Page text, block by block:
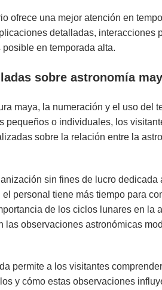
ofrece una mejor atención en
detalladas, interacciones
en temporada alta.
sobre astronomía
maya, la numeración y el uso del
pequeños o individuales, los
sobre la relación entre la
sin fines de lucro dedicada
personal tiene más tiempo para
de los ciclos lunares en la
las observaciones astronómicas
permite a los visitantes
y cómo estas observaciones